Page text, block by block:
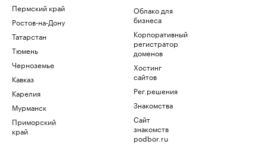
Пермский край
Ростов-на-Дону
Татарстан
Тюмень
Черноземье
Кавказ
Карелия
Мурманск
Приморский
край
Облако для
бизнеса
Корпоративный
регистратор
доменов
Хостинг
сайтов
Рег.решения
Знакомства
Сайт
знакомств
podbor.ru